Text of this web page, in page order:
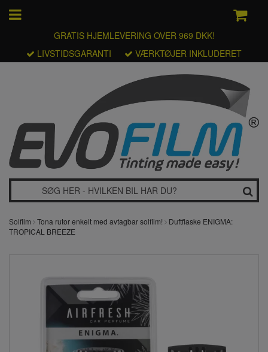
GRATIS HJEMLEVERING OVER 969 DKK!
LIVSTIDSGARANTI
VÆRKTØJER INKLUDERET
Solfilm Tona rutor enkelt med avtagbar solfilm!
Duftflaske ENIGMA:
TROPICAL BREEZE